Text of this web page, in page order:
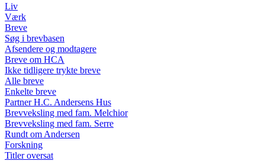
Liv
Værk
Breve
Søg i brevbasen
Afsendere og modtagere
Breve om HCA
Ikke tidligere trykte breve
Alle breve
Enkelte breve
Partner H.C. Andersens Hus
Brevveksling med fam. Melchior
Brevveksling med fam. Serre
Rundt om Andersen
Forskning
Titler oversat